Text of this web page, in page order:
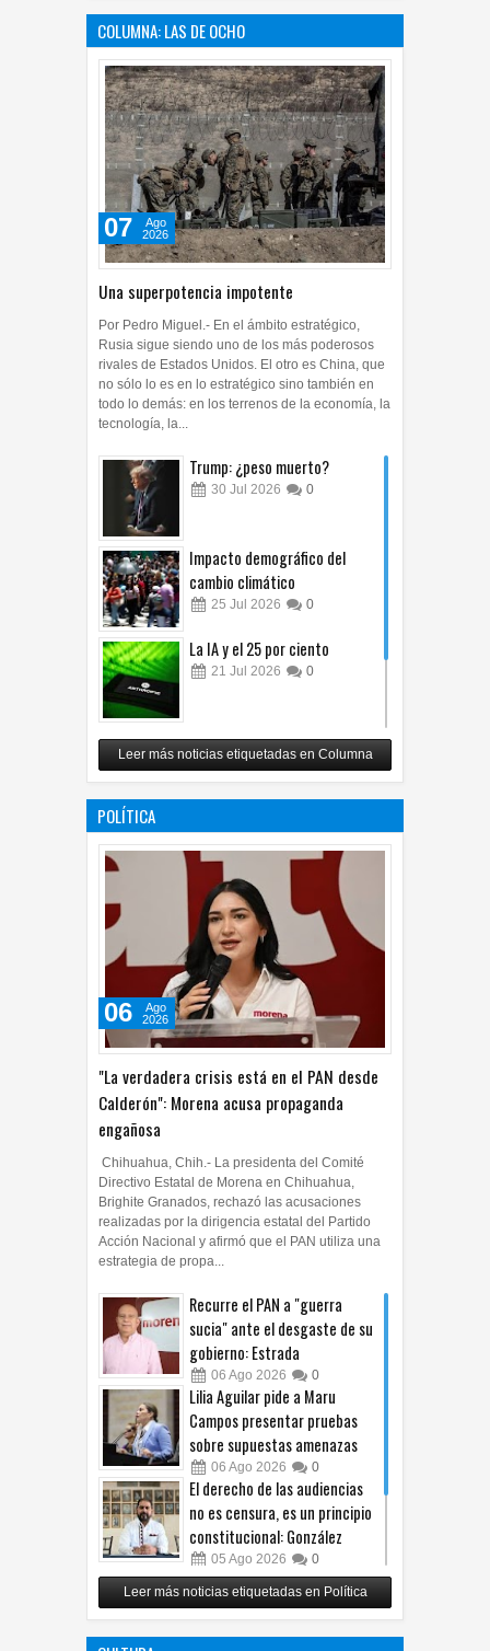
COLUMNA: LAS DE OCHO
Una superpotencia impotente
07
Ago
2026
Rusia sigue siendo uno de los más poderosos
rivales de Estados Unidos. El otro es China, que
no sólo lo es en lo estratégico sino también en
todo lo demás: en los terrenos de la economía, la
tecnología, la...
30 Jul 2026 0
cambio climático
25 Jul 2026
21 Jul 2026 0
Jul 2026
Leer más noticias etiquetadas en Columna
POLÍTICA
"La verdadera crisis está en el PAN desde
Calderón": Morena acusa propaganda
engañosa
06
Ago
2026
Directivo Estatal de Morena en Chihuahua,
Brighite Granados, rechazó las acusaciones
realizadas por la dirigencia estatal del Partido
Acción Nacional y afirmó que el PAN utiliza una
estrategia de propa...
sucia" ante el desgaste de su
gobierno: Estrada
06 Ago 2026
Lilia Aguilar pide a Maru
Campos presentar pruebas
sobre supuestas amenazas
06 Ago 2026 0
El derecho de las audiencias
no es censura, es un principio
constitucional: González
05 Ago 2026 0
Relanza Villalobos programa
de afiliación del PRI en
Tamaulipas
05Ago 2026 0
Leer más noticias etiquetadas en Política
CULTURA